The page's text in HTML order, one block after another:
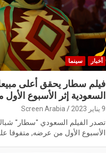
أخبار سينما
فيلم سطار يحقق أعلى
السعودية إثر الأسبوع
9 يناير 2023 Screen Arabia
تصدر الفيلم السعودي "سطار" شباك
الأسبوع الأول من عرضه, متفوقا